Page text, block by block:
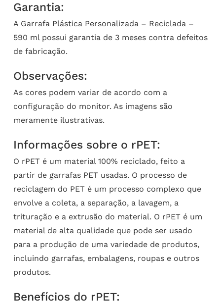
Garantia:
A Garrafa Plástica Personalizada – Reciclada –
590 ml possui garantia de 3 meses contra defeitos
de fabricação.
Observações:
As cores podem variar de acordo com a
configuração do monitor. As imagens são
meramente ilustrativas.
Informações sobre o rPET:
O rPET é um material 100% reciclado, feito a
partir de garrafas PET usadas. O processo de
reciclagem do PET é um processo complexo que
envolve a coleta, a separação, a lavagem, a
trituração e a extrusão do material. O rPET é um
material de alta qualidade que pode ser usado
para a produção de uma variedade de produtos,
incluindo garrafas, embalagens, roupas e outros
produtos.
Benefícios do rPET: